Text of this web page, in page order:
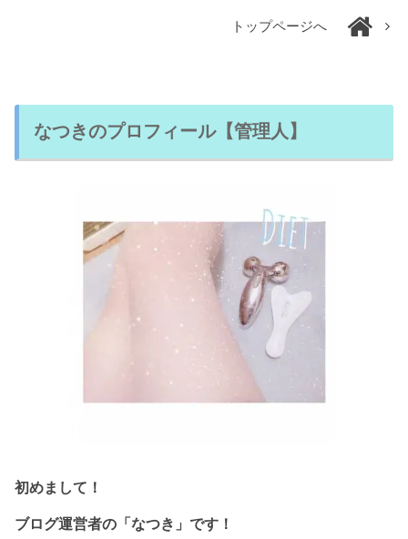
トップページへ
なつきのプロフィール【管理人】
初めまして！
ブログ運営者の「なつき」です！